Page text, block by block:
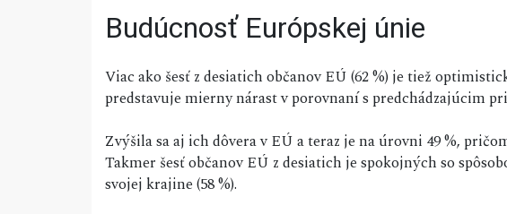
Budúcnosť Európskej únie
Viac ako šesť z desiatich občanov EÚ (62 %) je tiež
predstavuje mierny nárast v porovnaní s predchádzajúcim
Zvýšila sa aj ich dôvera v EÚ a teraz je na úrovni 49 %,
Takmer šesť občanov EÚ z desiatich je spokojných so
svojej krajine (58 %).